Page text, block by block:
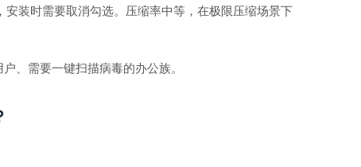
装时需要取消勾选。压缩率中等，在极限压缩场景下
、需要一键扫描病毒的办公族。